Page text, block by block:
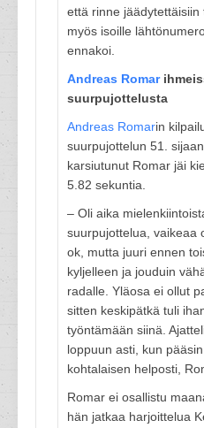
että rinne
myös isoille
ennakoi.
Andreas Romar
suurpujottelusta
Andreas Romarin
suurpujottelun 51.
karsiutunut Romar jäi
5.82 sekuntia.
– Oli aika
suurpujottelua, vaikeaa
ok, mutta juuri ennen
kyljelleen ja jouduin
radalle. Yläosa ei ollut
sitten keskipätkä tuli
työntämään siinä.
loppuun asti, kun
kohtalaisen helposti,
Romar ei osallistu
hän jatkaa harjoittelua